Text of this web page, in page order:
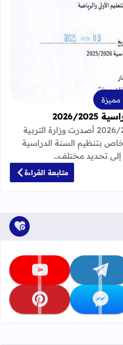
المزيد عن مقرر تنظيم السنة الدراسية
2025
مقرر تنظيم السنة الدراسية 2026/2025 أصدرت وزارة التربية
بتنظيم السنة الدراسية
متابعة القراءة
تابعنا على telegram تابعنا على youtube
تابعنا على messenger تابعنا على pinterest